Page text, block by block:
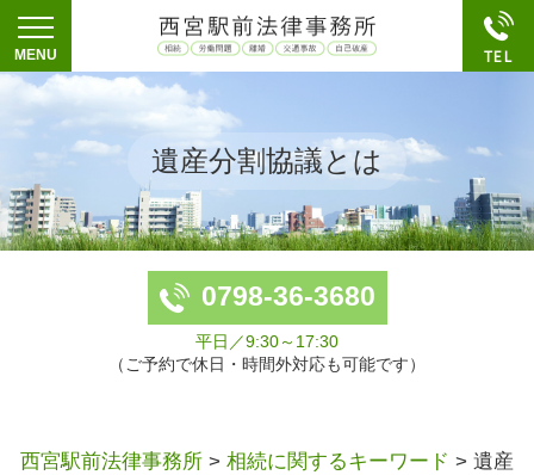
遺産分割協議とは
0798-36-3680
平日／9:30～17:30
（ご予約で休日・時間外対応も可能です）
西宮駅前法律事務所 > 相続に関するキーワード > 遺産